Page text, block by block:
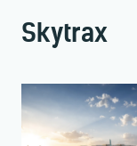
Skytrax